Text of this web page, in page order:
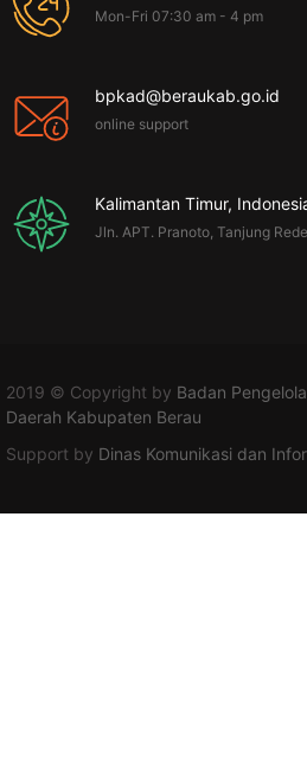
Mon-Fri 07:30 am - 4 pm
bpkad@beraukab.go.id
online support
Kalimantan Timur,
Jln. APT. Pranoto, Tanjung
2019 © Copyright by Badan
Daerah Kabupaten Berau
Support by Dinas Komunikasi dan